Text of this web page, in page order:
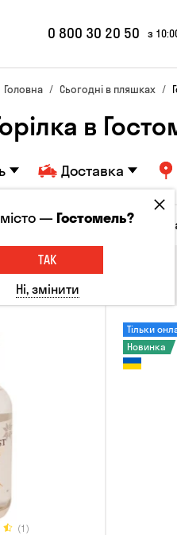
0 800 30 20 50 з
Головна Сьогодні в пляшках
в
Доставка
Соджу Лікери та
(1)
Тільки
Новинка
—Гостомель?
ТАК
Ні, змінити